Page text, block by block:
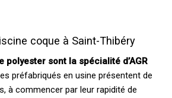
coque à Saint-Thibéry
polyester sont la spécialité d’AGR
préfabriqués en usine présentent de
à commencer par leur rapidité de